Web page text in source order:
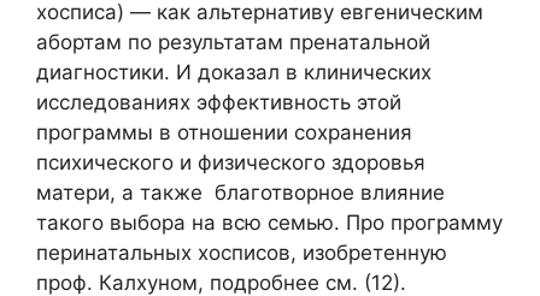
хосписа) — как альтернативу евгеническим
абортам по результатам пренатальной
диагностики. И доказал в клинических
исследованиях эффективность этой
программы в отношении сохранения
психического и физического здоровья
матери, а также благотворное влияние
такого выбора на всю семью. Про программу
перинатальных хосписов, изобретенную
проф. Калхуном, подробнее см. (12).